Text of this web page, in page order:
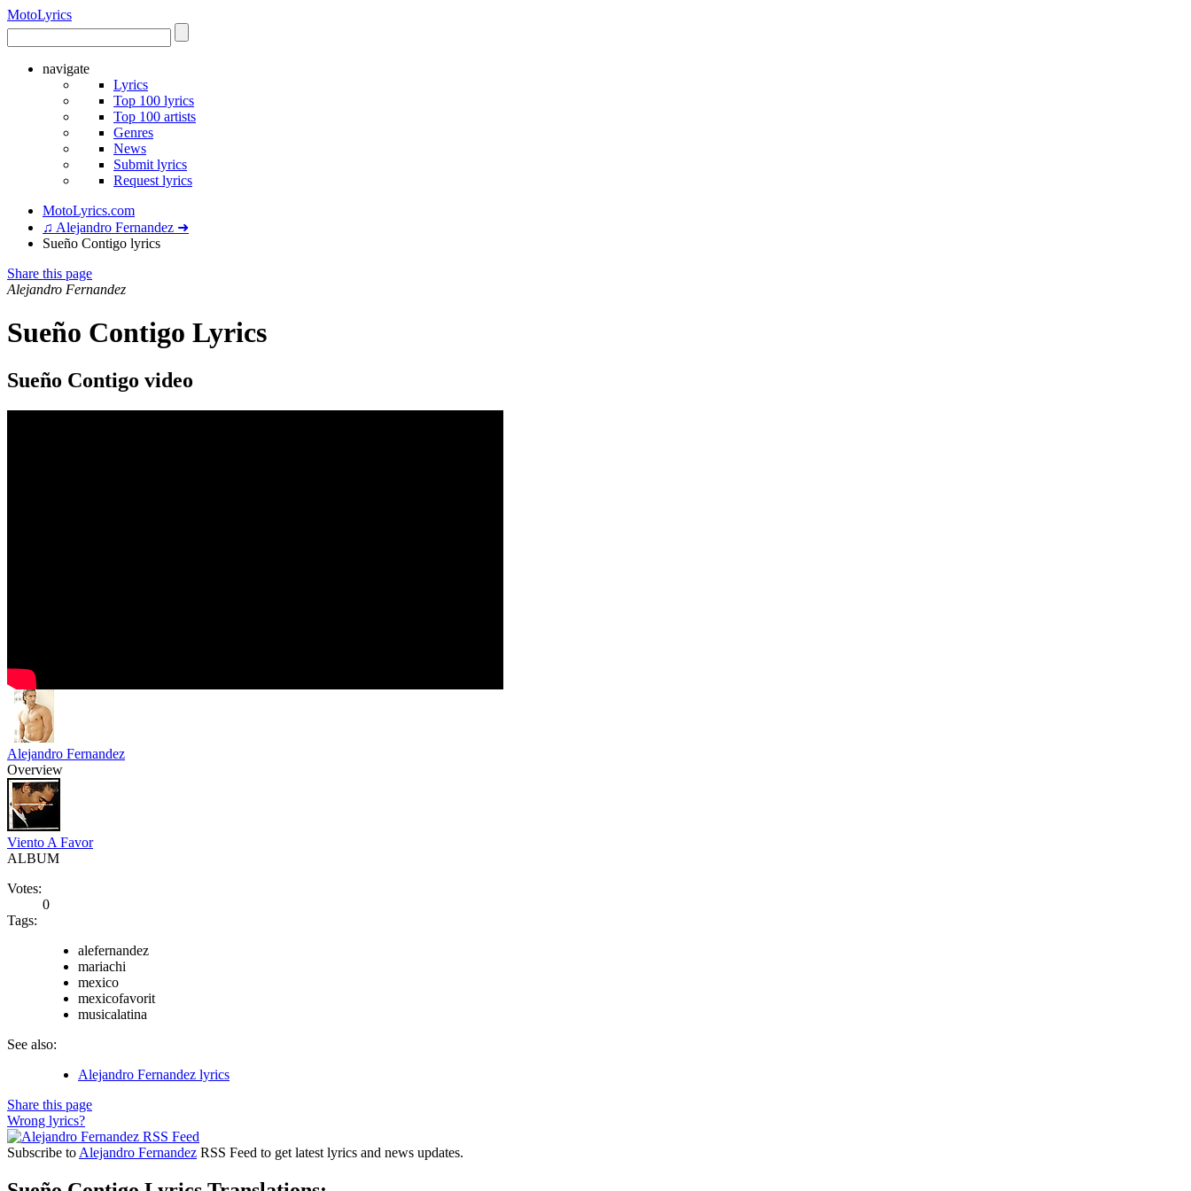
MotoLyrics
navigate
Lyrics
Top 100 lyrics
Top 100 artists
Genres
News
Submit lyrics
Request lyrics
MotoLyrics.com
♫ Alejandro Fernandez ➜
Sueño Contigo lyrics
Share this page
Alejandro Fernandez
Sueño Contigo Lyrics
Sueño Contigo video
Alejandro Fernandez
Overview
Viento A Favor
ALBUM
Votes:
0
Tags:
alefernandez
mariachi
mexico
mexicofavorit
musicalatina
See also:
Alejandro Fernandez lyrics
Share this page
Wrong lyrics?
Subscribe to Alejandro Fernandez RSS Feed to get latest lyrics and news updates.